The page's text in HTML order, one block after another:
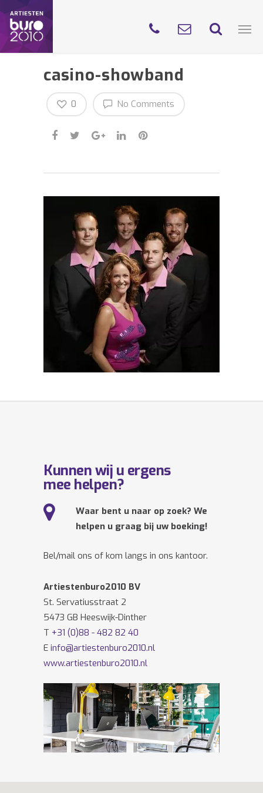
casino-showband
No Comments
0
Kunnen wij u ergens
mee helpen?
Waar bent u naar op zoek? We
helpen u graag bij uw boeking!
Bel/mail ons of kom langs in ons kantoor.
Artiestenburo2010 BV
St. Servatiusstraat 2
5473 GB Heeswijk-Dinther
T +31 (0)88 - 482 82 40
E info@artiestenburo2010.nl
www.artiestenburo2010.nl
Volg ons ook opFacebookenTwitter